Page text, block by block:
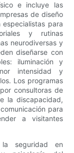
e incluye las
de diseño
para
y rutinas
neurodiversas y
diseñarse con
iluminación y
intensidad y
Los programas
consultoras de
la discapacidad,
para
a visitantes
la seguridad en